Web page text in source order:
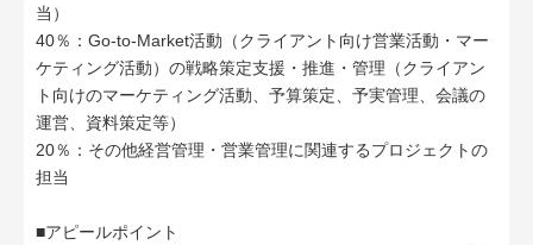
当）
40％：Go-to-Market活動（クライアント向け営業活動・マー
ケティング活動）の戦略策定支援・推進・管理（クライアン
ト向けのマーケティング活動、予算策定、予実管理、会議の
運営、資料策定等）
20％：その他経営管理・営業管理に関連するプロジェクトの
担当
■アピールポイント